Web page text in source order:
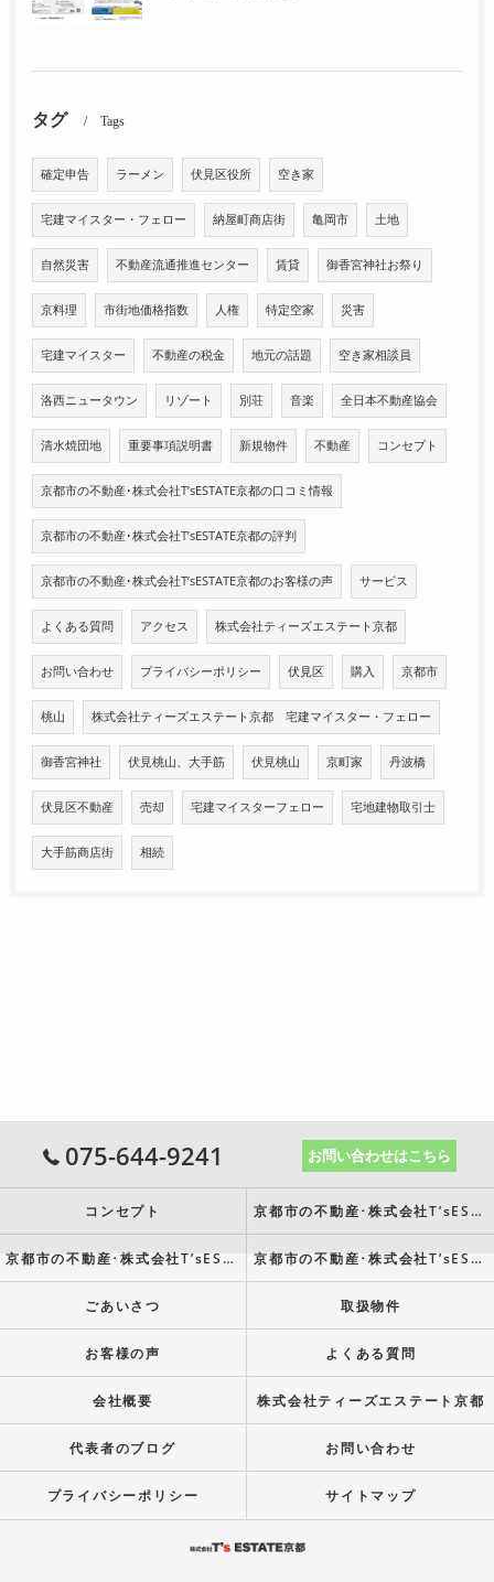
タグ Tags
確定申告 ラーメン 伏見区役所 空き家
宅建マイスター・フェロー 納屋町商店街 亀岡市 土地
自然災害 不動産流通推進センター 賃貸 御香宮神社お祭り
京料理 市街地価格指数 人権 特定空家 災害
宅建マイスター 不動産の税金 地元の話題 空き家相談員
洛西ニュータウン リゾート 別荘 音楽 全日本不動産協会
清水焼団地 重要事項説明書 新規物件 不動産 コンセプト
京都市の不動産･株式会社T’sESTATE京都の口コミ情報
京都市の不動産･株式会社T’sESTATE京都の評判
京都市の不動産･株式会社T’sESTATE京都のお客様の声 サービス
よくある質問 アクセス 株式会社ティーズエステート京都
お問い合わせ プライバシーポリシー 伏見区 購入 京都市
桃山 株式会社ティーズエステート京都 宅建マイスター・フェロー
御香宮神社 伏見桃山、大手筋 伏見桃山 京町家 丹波橋
伏見区不動産 売却 宅建マイスターフェロー 宅地建物取引士
大手筋商店街 相続
075-644-9241 お問い合わせはこちら
コンセプト 京都市の不動産･株式会社T’sESTATE京都の口コミ情報
京都市の不動産･株式会社T’sESTATE京都の評判 京都市の不動産･株式会社T’sESTATE京都のお客様の声
ごあいさつ 取扱物件
お客様の声 よくある質問
会社概要 株式会社ティーズエステート京都
代表者のブログ お問い合わせ
プライバシーポリシー サイトマップ